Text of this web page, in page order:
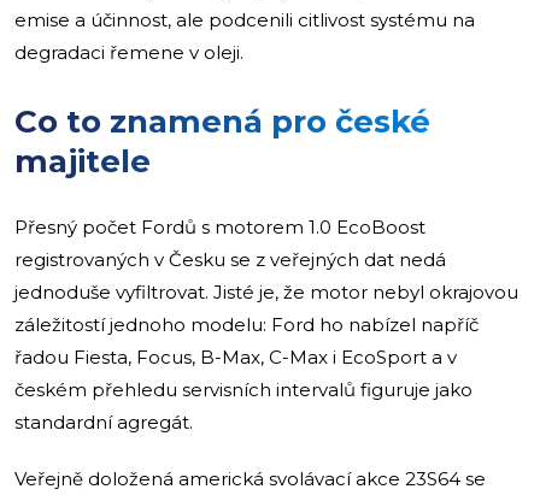
emise a účinnost, ale podcenili citlivost systému na
degradaci řemene v oleji.
Co to znamená pro české
majitele
Přesný počet Fordů s motorem 1.0 EcoBoost
registrovaných v Česku se z veřejných dat nedá
jednoduše vyfiltrovat. Jisté je, že motor nebyl okrajovou
záležitostí jednoho modelu: Ford ho nabízel napříč
řadou Fiesta, Focus, B-Max, C-Max i EcoSport a v
českém přehledu servisních intervalů figuruje jako
standardní agregát.
Veřejně doložená americká svolávací akce 23S64 se